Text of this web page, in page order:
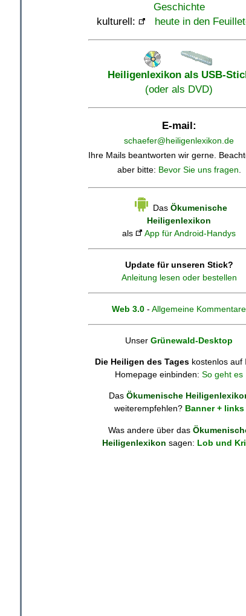
Geschichte
kulturell:
heute in den
Heiligenlexikon als USB-
(oder als DVD)
E-mail:
schaefer@heiligenlexikon.de
Ihre Mails beantworten wir gerne.
aber bitte: Bevor Sie uns fragen.
Das Ökumenische
Heiligenlexikon
als
App für Android-Handys
Update für unseren Stick?
Anleitung lesen oder bestellen
Web 3.0 - Allgemeine Kommentare
Unser Grünewald-Desktop
Die Heiligen des Tages kostenlos auf
Homepage einbinden: So geht es
Das Ökumenische
weiterempfehlen? Banner + links
Was andere über das
Heiligenlexikon sagen: Lob und